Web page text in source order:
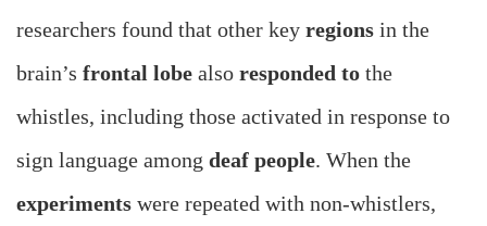
researchers found that other key regions in the
brain’s frontal lobe also responded to the
whistles, including those activated in response to
sign language among deaf people. When the
experiments were repeated with non-whistlers,